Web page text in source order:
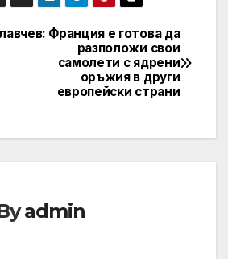
Франция е готова да
разположи свои
самолети с ядрени
оръжия в други
европейски страни
admin